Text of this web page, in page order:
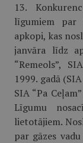
13.
līgumiem par
apkopi, kas
janvāra līdz
“Remeols”,
1999. gadā
SIA “Pa
Līgumu
lietotājiem.
par gāzes